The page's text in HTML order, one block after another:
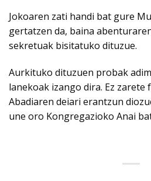
Jokoaren zati handi bat gure
gertatzen da, baina
sekretuak bisitatuko dituzue.
Aurkituko dituzuen probak
lanekoak izango dira. Ez
Abadiaren deiari erantzun
une oro Kongregazioko Anai